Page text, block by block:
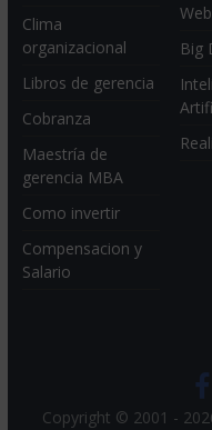
Clima
organizacional
Libros de gerencia
Cobranza
Maestría de
gerencia MBA
Como invertir
Compensacion y
Salario
Big
Copyright © 2001 -